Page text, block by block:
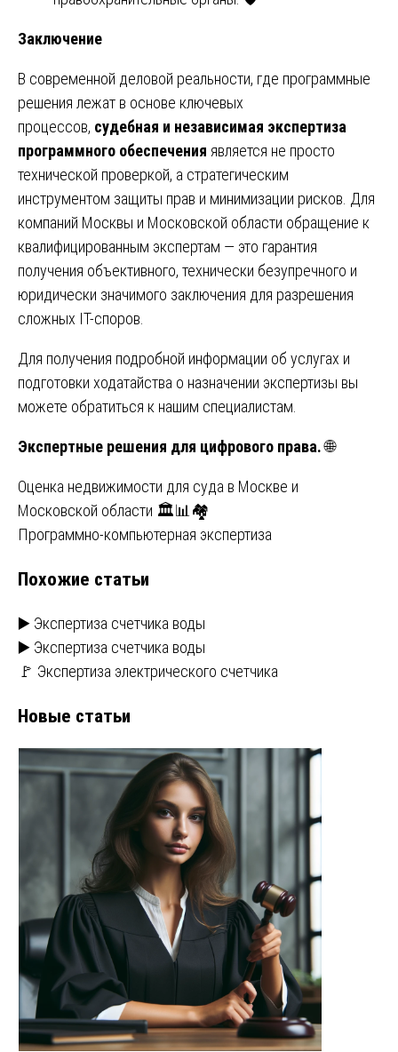
Заключение
В современной деловой реальности, где программные
решения лежат в основе ключевых
процессов, судебная и независимая экспертиза
программного обеспечения является не просто
технической проверкой, а стратегическим
инструментом защиты прав и минимизации рисков. Для
компаний Москвы и Московской области обращение к
квалифицированным экспертам — это гарантия
получения объективного, технически безупречного и
юридически значимого заключения для разрешения
сложных IT-споров.
Для получения подробной информации об услугах и
подготовки ходатайства о назначении экспертизы вы
можете обратиться к нашим специалистам.
Экспертные решения для цифрового права.🌐
Навигация
по
Оценка недвижимости для суда в Москве и
Московской области 🏛️📊🏘
Программно-компьютерная экспертиза
Похожие статьи
▶️ Экспертиза счетчика воды
▶️ Экспертиза счетчика воды
🚩 Экспертиза электрического счетчика
Новые статьи